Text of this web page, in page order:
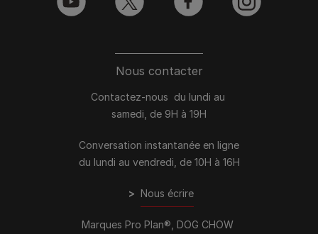
Nous contacter
Contactez-nous du lundi au
samedi, de 9H à 19H
Conversation instantanée en ligne
du lundi au vendredi, de 10H à 16H
> Nous écrire
Marques Pro Plan®, DOG CHOW
youtube twitter facebook instagram